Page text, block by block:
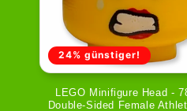
24% günstiger!
LEGO Minifigure Head -
Double-Sided Female